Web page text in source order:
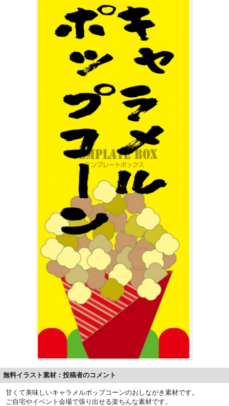
無料イラスト素材：投稿者のコメント
甘くて美味しいキャラメルポップコーンのおしながき素材です。
ご自宅やイベント会場で張り出せる楽ちんな素材です。